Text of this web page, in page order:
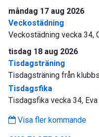
måndag 17 aug 2026
Veckostädning
Veckostädning vecka 34,
tisdag 18 aug 2026
Tisdagsträning
Tisdagsträning från
Tisdagsfika
Tisdagsfika vecka 34,
Visa fler kommande